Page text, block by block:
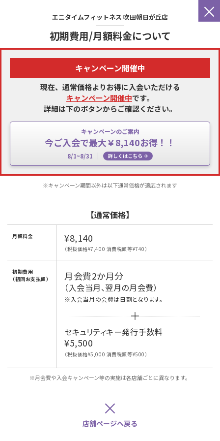
×
エニタイムフィットネス 吹田朝日が丘店
初期費用/月額料金について
キャンペーン開催中
現在、通常価格よりお得に入会いただける
キャンペーン開催中です。
詳細は下のボタンからご確認ください。
キャンペーンのご案内
今ご入会で最大￥8,140お得！！
8/1~8/31 詳しくはこちら
※キャンペーン期間以外は以下通常価格が適応されます
【通常価格】
月額料金 ¥8,140
（税抜価格¥7,400 消費税額等¥740）
初期費用
（初回お支払額）
月会費2か月分
（入会当月、翌月の月会費）
※入会当月の会費は日割となります。
セキュリティキー発行手数料
¥5,500
（税抜価格¥5,000 消費税額等¥500）
※月会費や入会キャンペーン等の実施は各店舗ごとに異なります。
×
店舗ページへ戻る